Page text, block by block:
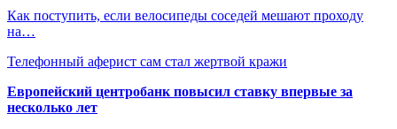
Как поступить, если велосипеды соседей мешают проходу
на…
Телефонный аферист сам стал жертвой кражи
Европейский центробанк повысил ставку впервые за
несколько лет